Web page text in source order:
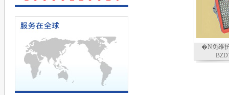
�N免维